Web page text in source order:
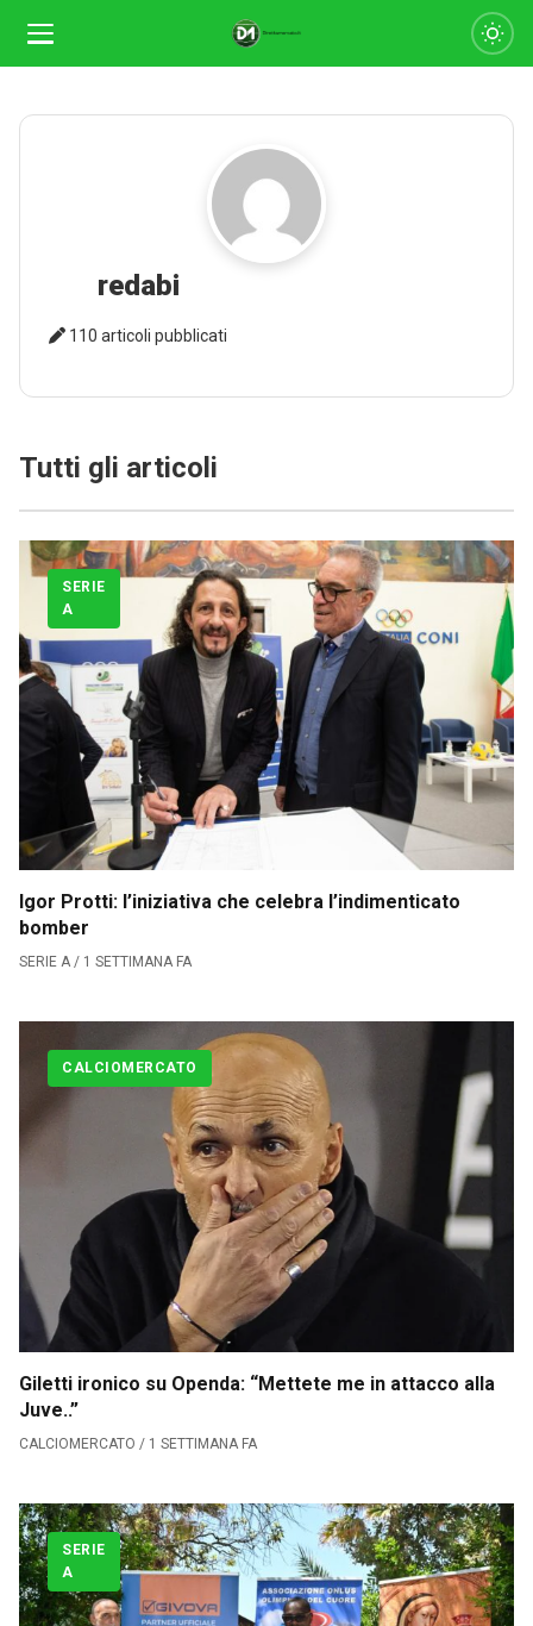
redabi
110 articoli pubblicati
Tutti gli articoli
SERIE
A
Igor Protti: l’iniziativa che celebra l’indimenticato
bomber
SERIE A / 1 SETTIMANA FA
CALCIOMERCATO
Giletti ironico su Openda: “Mettete me in attacco alla
Juve..”
CALCIOMERCATO / 1 SETTIMANA FA
SERIE
A